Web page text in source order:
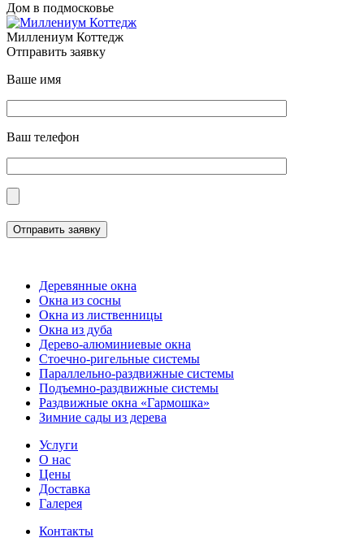
Дом в подмосковье
Миллениум Коттедж
Отправить заявку
Ваше имя
Ваш телефон
Отправить заявку
Деревянные окна
Окна из сосны
Окна из лиственницы
Окна из дуба
Дерево-алюминиевые окна
Стоечно-ригельные системы
Параллельно-раздвижные системы
Подъемно-раздвижные системы
Раздвижные окна «Гармошка»
Зимние сады из дерева
Услуги
О нас
Цены
Доставка
Галерея
Контакты